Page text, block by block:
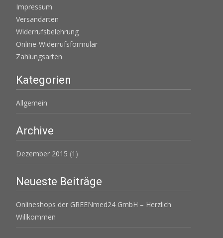
Impressum
Versandarten
Widerrufsbelehrung
Online-Widerrufsformular
Zahlungsarten
Kategorien
Allgemein
Archive
Dezember 2015 (1)
Neueste Beiträge
Onlineshops der GREENmed24 GmbH – Herzlich
Willkommen